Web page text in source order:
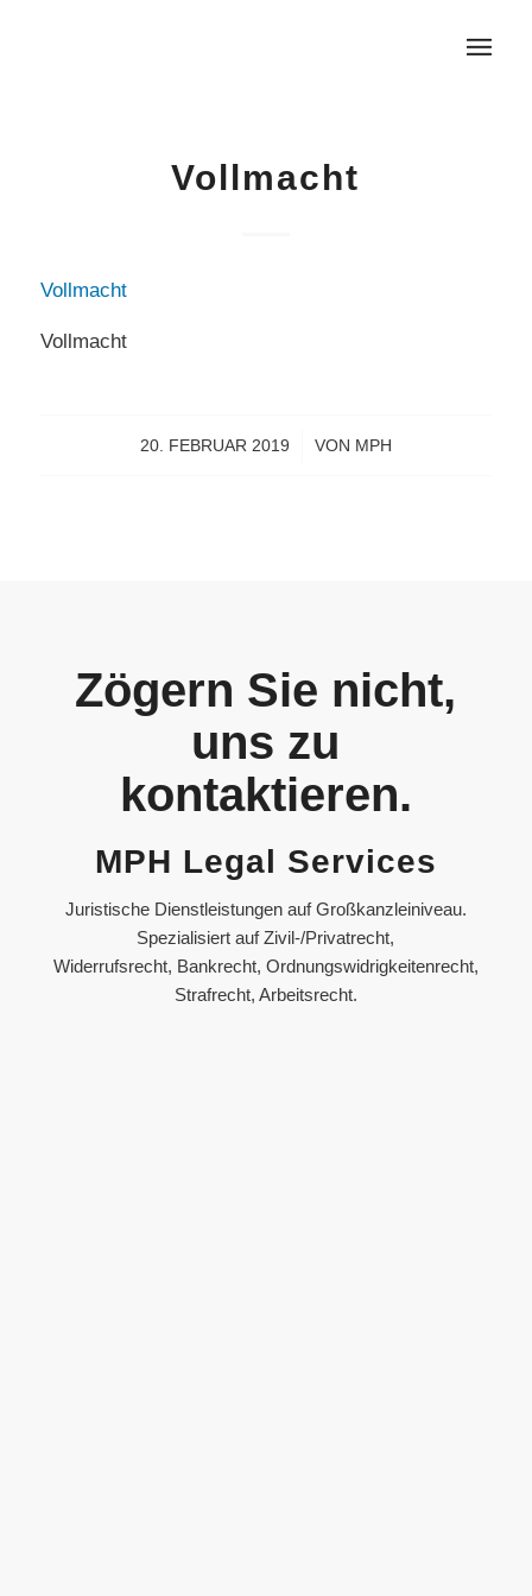
Vollmacht
Vollmacht
Vollmacht
20. FEBRUAR 2019
/ VON MPH
Zögern Sie nicht,
uns zu
kontaktieren.
MPH Legal Services
Juristische Dienstleistungen auf Großkanzleiniveau.
Spezialisiert auf Zivil-/Privatrecht,
Widerrufsrecht, Bankrecht, Ordnungswidrigkeitenrecht,
Strafrecht, Arbeitsrecht.